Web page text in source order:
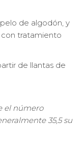
de algodón, y
con tratamiento
de llantas de
el número
35,5 su